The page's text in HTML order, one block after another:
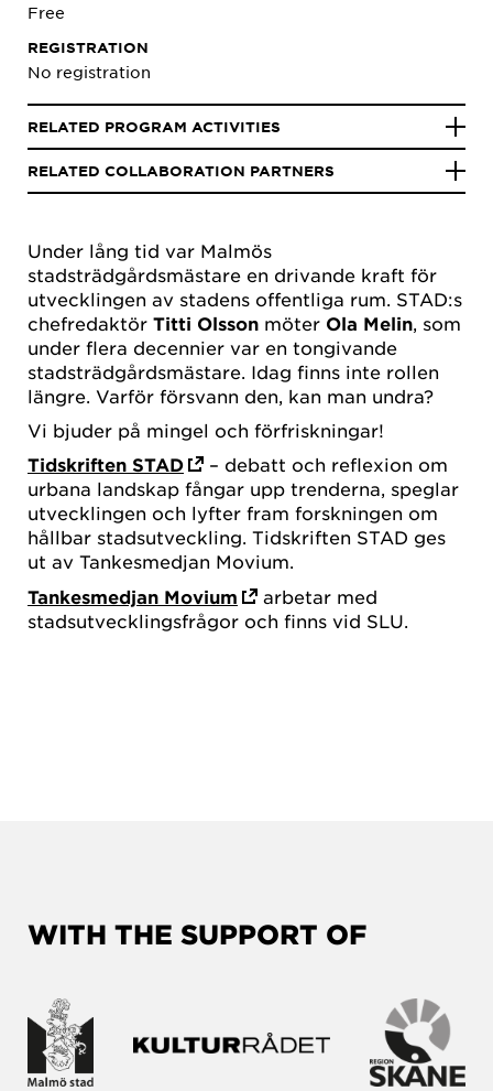
Under lång tid var Malmös
stadsträdgårdsmästare en drivande kraft för
utvecklingen av stadens offentliga rum. STAD:s
chefredaktör Titti Olsson möter Ola Melin , som
under flera decennier var en tongivande
stadsträdgårdsmästare. Idag finns inte rollen
längre. Varför försvann den, kan man undra?
Vi bjuder på mingel och förfriskningar!
Tidskriften STAD
– debatt och reflexion om
urbana landskap fångar upp trenderna, speglar
utvecklingen och lyfter fram forskningen om
hållbar stadsutveckling. Tidskriften STAD ges
ut av Tankesmedjan Movium.
Tankesmedjan Movium
arbetar med
stadsutvecklingsfrågor och finns vid SLU.
Free
REGISTRATION
No registration
RELATED PROGRAM ACTIVITIES
RELATED COLLABORATION PARTNERS
WITH THE SUPPORT OF